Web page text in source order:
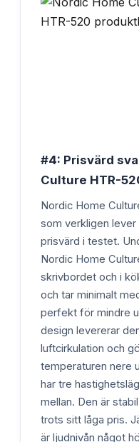
#4: Prisvärd
Culture HTR-
Nordic Home
som verkligen
prisvärd i testet.
Nordic Home
skrivbordet och i
och tar minimalt
perfekt för mindre
design levererar
luftcirkulation och
temperaturen nere
har tre
mellan. Den är
trots sitt låga pris.
är ljudnivån något